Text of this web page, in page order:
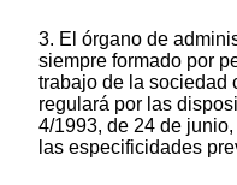
3. El órgano de
siempre formado por
trabajo de la sociedad
regulará por las
4/1993, de 24 de
las especificidades